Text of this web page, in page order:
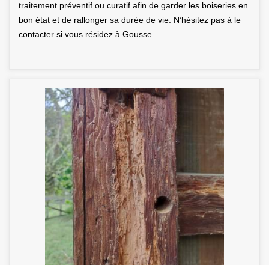
traitement préventif ou curatif afin de garder les boiseries en
bon état et de rallonger sa durée de vie. N’hésitez pas à le
contacter si vous résidez à Gousse.